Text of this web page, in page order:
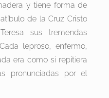
y tiene forma de
de la Cruz Cristo
sus tremendas
Cada leproso, enfermo,
era como si repitiera
pronunciadas por el